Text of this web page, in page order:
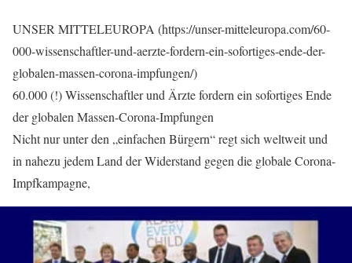
UNSER MITTELEUROPA (https://unser-mitteleuropa.com/60-
000-wissenschaftler-und-aerzte-fordern-ein-sofortiges-ende-der-
globalen-massen-corona-impfungen/)
60.000 (!) Wissen­schaftler und Ärzte fordern ein sofor­tiges Ende
der globalen Massen-Corona-Impfungen
Nicht nur unter den „einfachen Bürgern“ regt sich weltweit und
in nahezu jedem Land der Widerstand gegen die globale Corona-
Impfkampagne,